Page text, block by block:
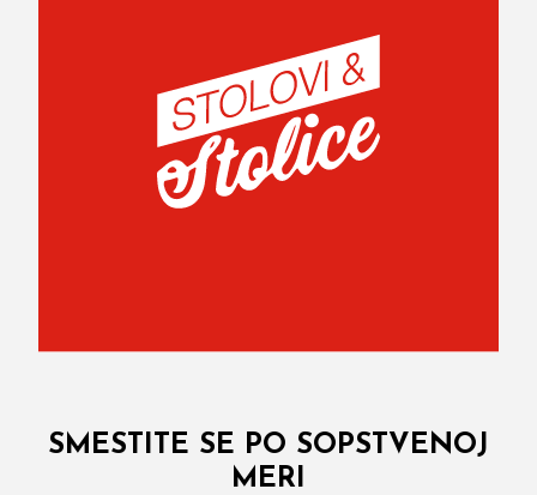
SMESTITE SE PO SOPSTVENOJ
MERI